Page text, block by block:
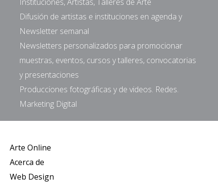
Difusión de artistas e instituciones en agenda y
Newsletter semanal
Newsletters personalizados para promocionar
muestras, eventos, cursos y talleres, convocatorias
y presentaciones
Producciones fotográficas y de videos. Redes.
Marketing Digital
Arte Online
Acerca de
Web Design